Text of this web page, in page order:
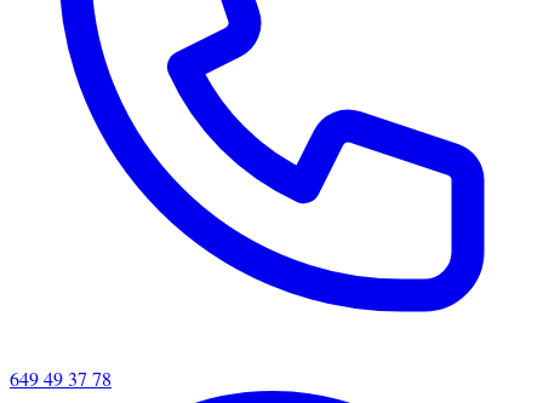
649 49 37 78